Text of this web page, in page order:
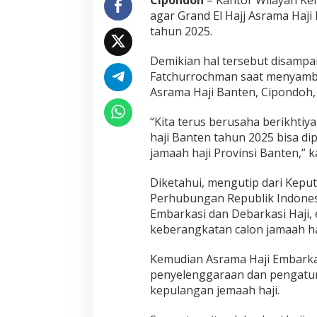
s
i
g
u
n
k
a
n
n
t
u
k
E
b
a
r
k
agar Grand El Hajj Asrama
tahun 2025.
Demikian hal tersebut
Fatchurrochman saat
Asrama Haji Banten,
“Kita terus berusaha
haji Banten tahun 2025 bisa
jamaah haji Provinsi Banten,”
Diketahui, mengutip dari
Perhubungan Republik
Embarkasi dan Debarkasi
keberangkatan calon jamaah
Kemudian Asrama Haji
penyelenggaraan dan
kepulangan jemaah haji.